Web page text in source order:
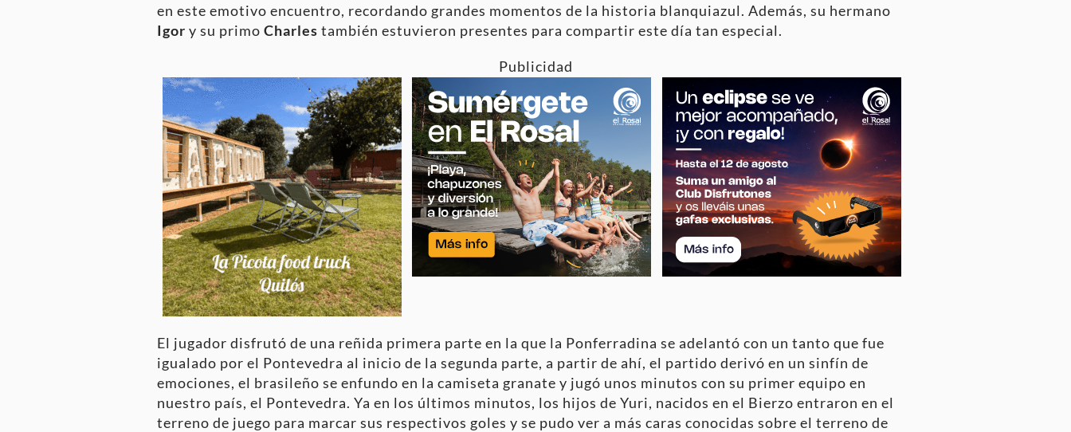
en este emotivo encuentro, recordando grandes momentos de la historia blanquiazul. Además, su hermano
Igor y su primo Charles también estuvieron presentes para compartir este día tan especial.
Publicidad
El jugador disfrutó de una reñida primera parte en la que la Ponferradina se adelantó con un tanto que fue
igualado por el Pontevedra al inicio de la segunda parte, a partir de ahí, el partido derivó en un sinfín de
emociones, el brasileño se enfundo en la camiseta granate y jugó unos minutos con su primer equipo en
nuestro país, el Pontevedra. Ya en los últimos minutos, los hijos de Yuri, nacidos en el Bierzo entraron en el
terreno de juego para marcar sus respectivos goles y se pudo ver a más caras conocidas sobre el terreno de